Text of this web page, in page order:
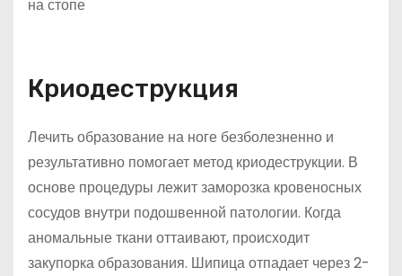
Криодеструкция
Лечить образование на ноге безболезненно и
результативно помогает метод криодеструкции. В
основе процедуры лежит заморозка кровеносных
сосудов внутри подошвенной патологии. Когда
аномальные ткани оттаивают, происходит
закупорка образования. Шипица отпадает через 2-